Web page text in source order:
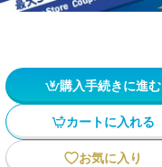
購入手続きに進む
カートに入れる
お気に入り